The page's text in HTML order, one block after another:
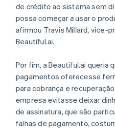
de crédito ao sistema sem
possa começar a usar o
afirmou Travis Millard, vice-
Beautiful.ai.
Por fim, a Beautiful.ai queria
pagamentos oferecesse
para cobrança e
empresa evitasse deixar
de assinatura, que são
falhas de pagamento,